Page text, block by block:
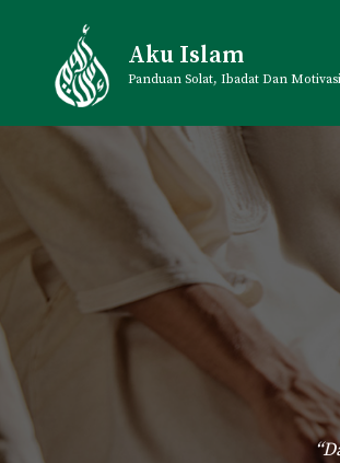
content
Aku Islam
Panduan Solat, Ibadat Dan